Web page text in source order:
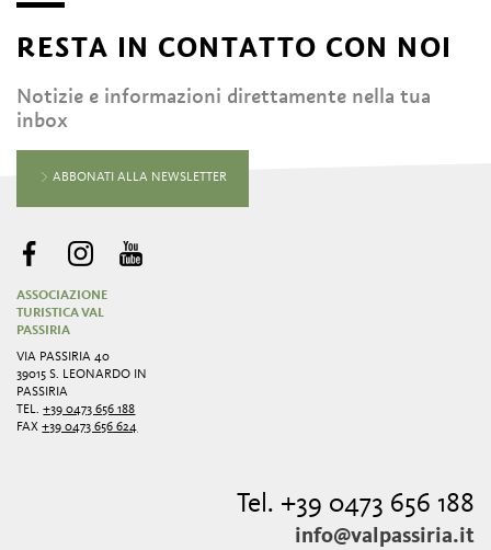
RESTA IN CONTATTO CON NOI
Notizie e informazioni direttamente nella tua
inbox
ABBONATI ALLA NEWSLETTER
ASSOCIAZIONE
TURISTICA VAL
PASSIRIA
VIA PASSIRIA 40
39015 S. LEONARDO IN
PASSIRIA
TEL.+39 0473 656 188
FAX+39 0473 656 624
Tel. +39 0473 656 188
info@valpassiria.it